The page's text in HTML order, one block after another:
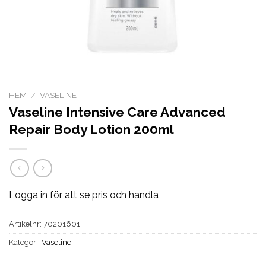
HEM / VASELINE
Vaseline Intensive Care Advanced
Repair Body Lotion 200ml
Logga in för att se pris och handla
Artikelnr: 70201601
Kategori: Vaseline